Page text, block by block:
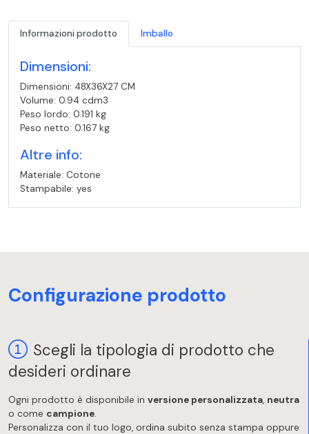
Informazioni prodotto Imballo
Dimensioni:
Dimensioni: 48X36X27 CM
Volume: 0.94 cdm3
Peso lordo: 0.191 kg
Peso netto: 0.167 kg
Altre info:
Materiale: Cotone
Stampabile: yes
Configurazione prodotto
Scegli la tipologia di prodotto che
desideri ordinare
Ogni prodotto è disponibile in versione personalizzata, neutra
o come campione.
Personalizza con il tuo logo, ordina subito senza stampa oppure